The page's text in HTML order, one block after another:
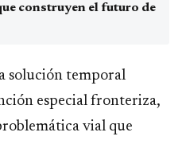
construyen el futuro de
solución temporal
especial fronteriza,
vial que